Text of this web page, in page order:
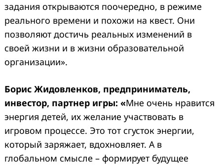
задания открываются поочередно, в режиме
реального времени и похожи на квест. Они
позволяют достичь реальных изменений в
своей жизни и в жизни образовательной
организации».
Борис Жидовленков, предприниматель,
инвестор, партнер игры: «Мне очень нравится
энергия детей, их желание участвовать в
игровом процессе. Это тот сгусток энергии,
который заряжает, вдохновляет. А в
глобальном смысле – формирует будущее